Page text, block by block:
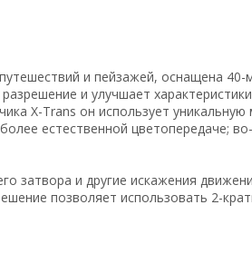
и пейзажей, оснащена 40-
и улучшает
X-Trans он использует
естественной цветопередаче;
затвора и другие искажения
позволяет использовать 2-